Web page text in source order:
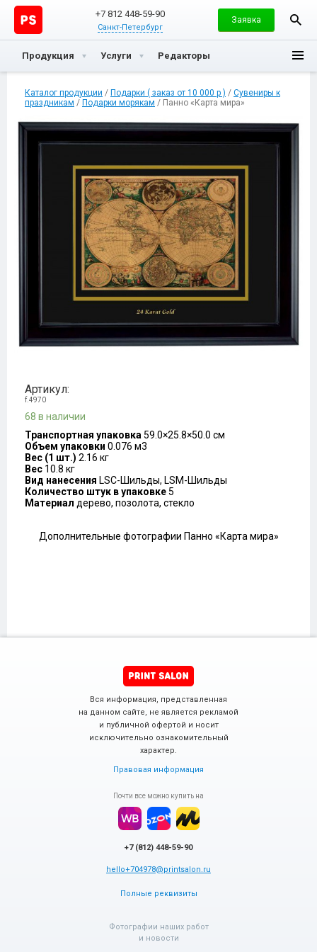
+7 812 448-59-90
Санкт-Петербург
Заявка
Продукция Услуги Редакторы
Каталог продукции / Подарки ( заказ от 10 000 р ) / Сувениры к
праздникам / Подарки морякам / Панно «Карта мира»
Артикул:
f.4970
68 в наличии
Транспортная упаковка 59.0×25.8×50.0 см
Объем упаковки 0.076 м3
Вес (1 шт.) 2.16 кг
Вес 10.8 кг
Вид нанесения LSC-Шильды, LSM-Шильды
Количество штук в упаковке5
Материал дерево, позолота, стекло
Дополнительные фотографии Панно «Карта мира»
Вся информация, представленная
на данном сайте, не является рекламой
и публичной офертой и носит
исключительно ознакомительный
характер.
Правовая информация
Почти все можно купить на
+7 (812) 448-59-90
hello+704978@printsalon.ru
Полные реквизиты
Фотографии наших работ
и новости